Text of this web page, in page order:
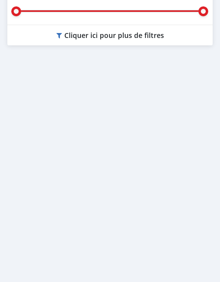
Cliquer ici pour plus de filtres